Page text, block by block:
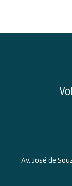
Av. José de